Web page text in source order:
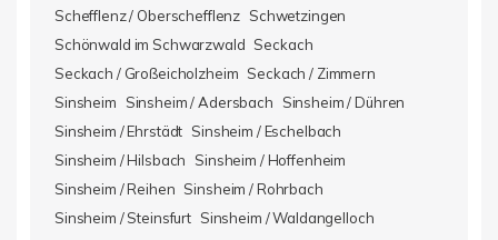
Schefflenz / Oberschefflenz Schwetzingen
Schönwald im Schwarzwald Seckach
Seckach / Großeicholzheim Seckach / Zimmern
Sinsheim
Sinsheim / Adersbach
Sinsheim / Dühren
Sinsheim / Ehrstädt Sinsheim / Eschelbach
Sinsheim / Hilsbach
Sinsheim / Hoffenheim
Sinsheim / Reihen Sinsheim / Rohrbach
Sinsheim / Steinsfurt Sinsheim / Waldangelloch